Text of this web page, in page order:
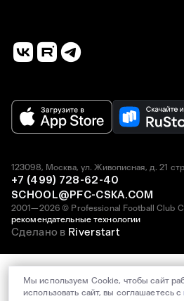
2001—2026 © Professional Football Club
рекомендательные технологии
123098, Москва, ул. Живописная, д. 21
+7 (499) 728-62-40
SCHOOL@PFC-CSKA.COM
Сделано в Riverstart
Мы используем Cookie, чтобы сайт
использовать сайт, вы соглашаетесь с